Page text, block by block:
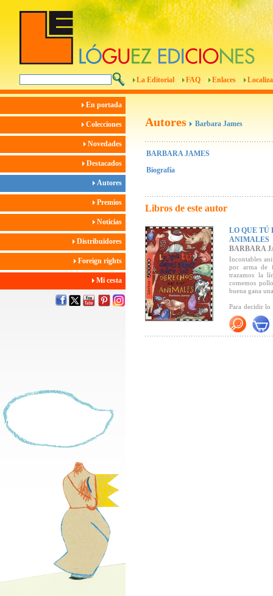
La Editorial FAQ Enlaces
En portada
Colecciones
Novedades
Destacados
Autores
Premios
Noticias
Distribuidores
Foreign rights
Mi cesta
Autores Barbara James
BARBARA JAMES
Biografía
Libros de este autor
LO QUE TÚ
ANIMALES
BARBARA
Incontables
por arma de
trazamos la
comemos
buena gana
Para decidir lo
caza, los
toros, la
exponen aquí
final de cada